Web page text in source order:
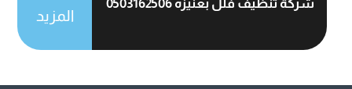
شركة تنظيف فلل بعنيزة 0503162506
المزيد